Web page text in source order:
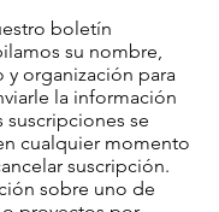
boletín
su nombre,
organización para
la información
suscripciones se
cualquier momento
suscripción.
sobre uno de